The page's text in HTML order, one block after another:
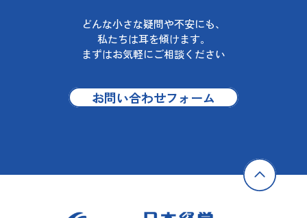
どんな小さな疑問や不安にも、
私たちは耳を傾けます。
まずはお気軽にご相談ください
お問い合わせフォーム